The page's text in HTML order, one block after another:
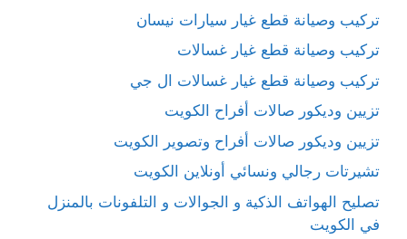
تركيب وصيانة قطع غيار سيارات نيسان
تركيب وصيانة قطع غيار غسالات
تركيب وصيانة قطع غيار غسالات ال جي
تزيين وديكور صالات أفراح الكويت
تزيين وديكور صالات أفراح وتصوير الكويت
تشيرتات رجالي ونسائي أونلاين الكويت
تصليح الهواتف الذكية و الجوالات و التلفونات بالمنزل
في الكويت